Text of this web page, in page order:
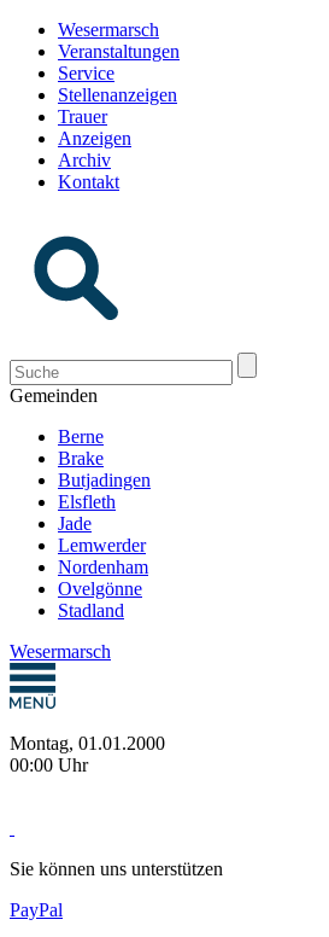
Wesermarsch
Veranstaltungen
Service
Stellenanzeigen
Trauer
Anzeigen
Archiv
Kontakt
Gemeinden
Berne
Brake
Butjadingen
Elsfleth
Jade
Lemwerder
Nordenham
Ovelgönne
Stadland
Wesermarsch
Montag, 01.01.2000
00:00 Uhr
Sie können uns unterstützen
PayPal